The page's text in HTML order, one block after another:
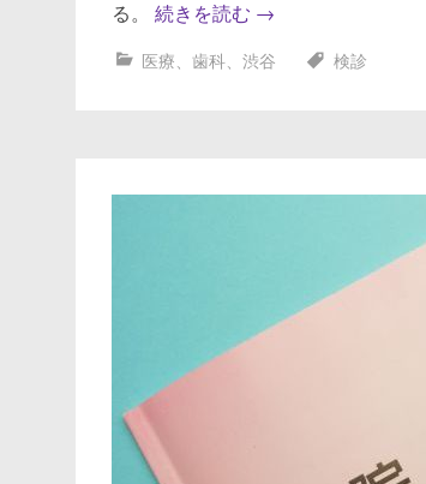
る。 続きを読む →
医療、 歯科、 渋谷 検診